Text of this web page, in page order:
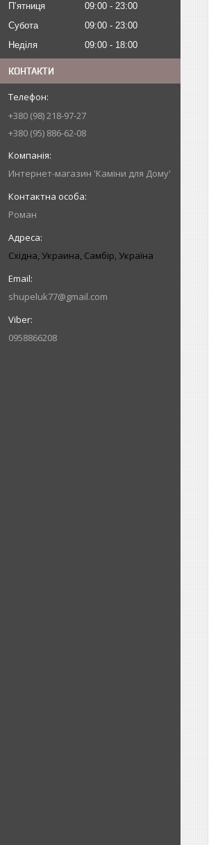
Пʼятниця
09:00
23:00
Субота
09:00
23:00
Неділя
09:00 18:00
КОНТАКТИ
+380 (98) 218-97-27
+380 (95) 886-62-08
Интернет-магазин 'Каміни для Дому'
Роман
Східна, Украина, Самбір, Україна
shupeluk77@gmail.com
0958866208